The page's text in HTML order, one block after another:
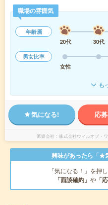
職場の雰囲気
年齢層
20代
30代
男女比率
女性
も
気になる! 応
派遣会社 株式会社ウィルオブ・
興味があったら「★
「気になる！」を押
「面談確約」 や 「